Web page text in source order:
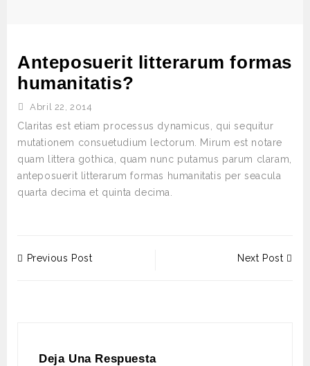
Anteposuerit litterarum formas
humanitatis?
Abril 22, 2014
Claritas est etiam processus dynamicus, qui sequitur
mutationem consuetudium lectorum. Mirum est notare
quam littera gothica, quam nunc putamus parum claram,
anteposuerit litterarum formas humanitatis per seacula
quarta decima et quinta decima.
Previous Post Next Post
Deja Una Respuesta